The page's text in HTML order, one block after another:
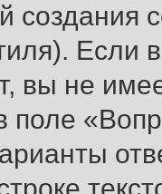
создания
Если
вы не
поле